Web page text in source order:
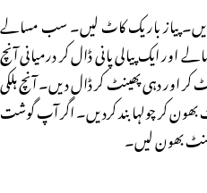
پیاز باریک کاٹ لیں۔ سب مسالے
ایک پیالی پانی ڈال کر درمیانی آنچ
کر اور دہی پھینٹ کر ڈال دیں۔ آنچ ہلکی
کر چولہا بند کردیں۔ اگر آپ گوشت
منٹ بھون لیں۔